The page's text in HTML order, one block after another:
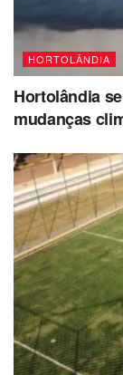
HORTOLÂNDIA
Hortolândia
mudanças